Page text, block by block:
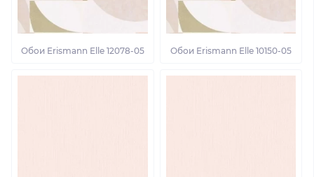
Обои Erismann Elle 12078-05 Обои Erismann Elle 10150-05